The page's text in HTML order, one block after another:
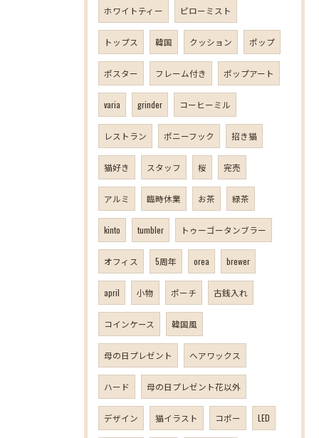
ホワイトティー ピローミスト
トップス 韓国 クッション ポップ
ポスター フレーム付き ポップアート
varia grinder コーヒーミル
レストラン ポニーフック 招き猫
猫好き スタッフ 桜 完売
アルミ 臨時休業 お茶 緑茶
kinto tumbler トゥーゴータンブラー
オフィス 5周年 orea brewer
april 小物 ポーチ 古銭入れ
コインケース 韓国風
母の日プレゼント ヘアワックス
ハード 母の日プレゼント花以外
デザイン 猫イラスト コポー LED